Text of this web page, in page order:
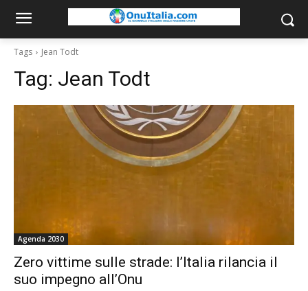
Tags Jean Todt
Tag: Jean Todt
Agenda 2030
Zero vittime sulle strade: l’Italia rilancia il
suo impegno all’Onu